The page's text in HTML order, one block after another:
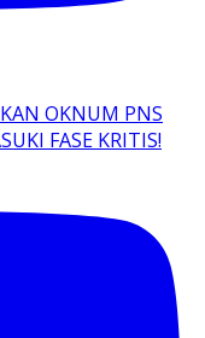
OKNUM PNS
FASE KRITIS!